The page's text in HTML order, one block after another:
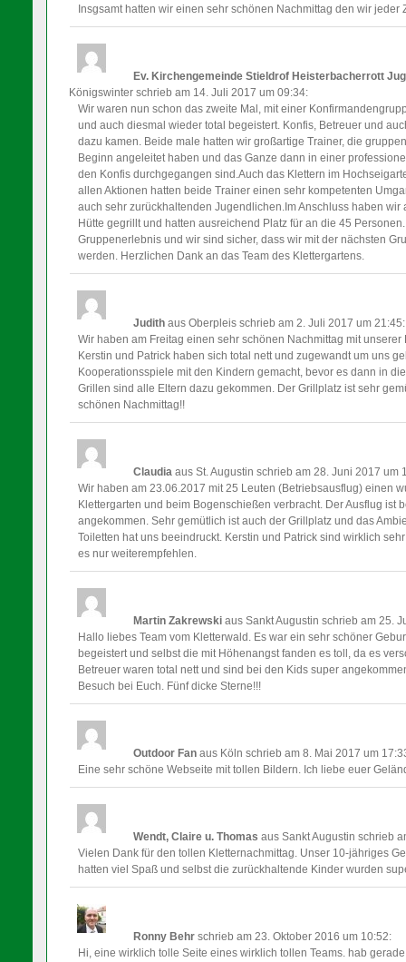
Insgsamt hatten wir einen sehr schönen Nachmittag den wir jeder
Ev. Kirchengemeinde Stieldrof Heisterbacherrott
Königswinter schrieb am 14. Juli 2017 um 09:34:
Wir waren nun schon das zweite Mal, mit einer
und auch diesmal wieder total begeistert. Konfis, Betreuer und
dazu kamen. Beide male hatten wir großartige Trainer, die
Beginn angeleitet haben und das Ganze dann in einer
den Konfis durchgegangen sind.Auch das Klettern im
allen Aktionen hatten beide Trainer einen sehr kompetenten
auch sehr zurückhaltenden Jugendlichen.Im Anschluss haben
Hütte gegrillt und hatten ausreichend Platz für an die 45
Gruppenerlebnis und wir sind sicher, dass wir mit der nächsten
werden. Herzlichen Dank an das Team des Klettergartens.
Judithaus Oberpleis schrieb am 2. Juli 2017 um 21:45:
Wir haben am Freitag einen sehr schönen Nachmittag mit
Kerstin und Patrick haben sich total nett und zugewandt um uns
Kooperationsspiele mit den Kindern gemacht, bevor es dann in
Grillen sind alle Eltern dazu gekommen. Der Grillplatz ist sehr
schönen Nachmittag!!
Claudiaaus St. Augustin schrieb am 28. Juni 2017 um
Wir haben am 23.06.2017 mit 25 Leuten (Betriebsausflug) einen
Klettergarten und beim Bogenschießen verbracht. Der Ausflug ist
angekommen. Sehr gemütlich ist auch der Grillplatz und das
Toiletten hat uns beeindruckt. Kerstin und Patrick sind wirklich
es nur weiterempfehlen.
Martin Zakrewskiaus Sankt Augustin schrieb am 25.
Hallo liebes Team vom Kletterwald. Es war ein sehr schöner
begeistert und selbst die mit Höhenangst fanden es toll, da es
Betreuer waren total nett und sind bei den Kids super
Besuch bei Euch. Fünf dicke Sterne!!!
Outdoor Fanaus Köln schrieb am 8. Mai 2017 um
Eine sehr schöne Webseite mit tollen Bildern. Ich liebe euer
Wendt, Claire u. Thomasaus Sankt Augustin schrieb
Vielen Dank für den tollen Kletternachmittag. Unser 10-jähriges
hatten viel Spaß und selbst die zurückhaltende Kinder wurden
Ronny Behrschrieb am 23. Oktober 2016 um 10:52:
Hi, eine wirklich tolle Seite eines wirklich tollen Teams. hab